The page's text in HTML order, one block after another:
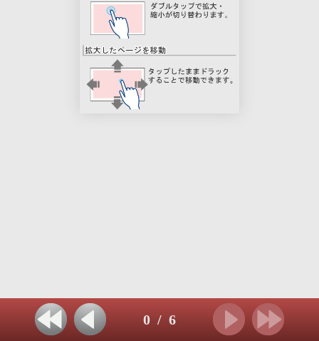
0 / 6